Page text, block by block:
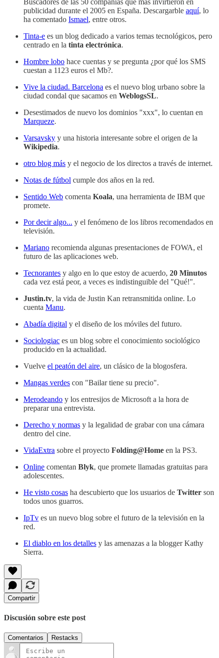
publicidad durante el 2005 en España. Descargarble aquí, lo
ha comentado Ismael, entre otros.
Tinta-e es un blog dedicado a varios temas tecnológicos, pero
centrado en la tinta electrónica.
Hombre lobo hace cuentas y se pregunta ¿por qué los SMS
cuestan a 1123 euros el Mb?.
Vive la ciudad. Barcelona es el nuevo blog urbano sobre la
ciudad condal que sacamos en WeblogsSL.
Desestimados de nuevo los dominios "xxx", lo cuentan en
Marqueze.
Varsavsky y una historia interesante sobre el origen de la
Wikipedia.
otro blog más y el negocio de los directos a través de internet.
Notas de fútbol cumple dos años en la red.
Sentido Web comenta Koala, una herramienta de IBM que
promete.
Por decir algo... y el fenómeno de los libros recomendados en
televisión.
Mariano recomienda algunas presentaciones de FOWA, el
futuro de las aplicaciones web.
Tecnorantes y algo en lo que estoy de acuerdo, 20 Minutos
cada vez está peor, a veces es indistinguible del "Qué!".
Justin.tv, la vida de Justin Kan retransmitida online. Lo
cuenta Manu.
Abadía digital y el diseño de los móviles del futuro.
Sociologiac es un blog sobre el conocimiento sociológico
producido en la actualidad.
Vuelve el peatón del aire, un clásico de la blogosfera.
Mangas verdes con "Bailar tiene su precio".
Merodeando y los entresijos de Microsoft a la hora de
preparar una entrevista.
Derecho y normas y la legalidad de grabar con una cámara
dentro del cine.
VidaExtra sobre el proyecto Folding@Home en la PS3.
Online comentan Blyk, que promete llamadas gratuitas para
adolescentes.
He visto cosas ha descubierto que los usuarios de Twitter son
todos unos guarros.
IpTv es un nuevo blog sobre el futuro de la televisión en la
red.
El diablo en los detalles y las amenazas a la blogger Kathy
Sierra.
Compartir
Discusión sobre este post
Comentarios Restacks